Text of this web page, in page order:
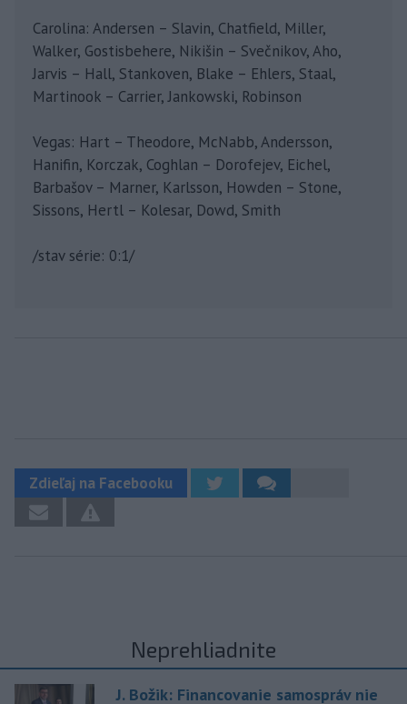
Carolina: Andersen – Slavin, Chatfield, Miller,
Walker, Gostisbehere, Nikišin – Svečnikov, Aho,
Jarvis – Hall, Stankoven, Blake – Ehlers, Staal,
Martinook – Carrier, Jankowski, Robinson
Vegas: Hart – Theodore, McNabb, Andersson,
Hanifin, Korczak, Coghlan – Dorofejev, Eichel,
Barbašov – Marner, Karlsson, Howden – Stone,
Sissons, Hertl – Kolesar, Dowd, Smith
/stav série: 0:1/
Zdieľaj na Facebooku
Neprehliadnite
J. Božik: Financovanie samospráv nie